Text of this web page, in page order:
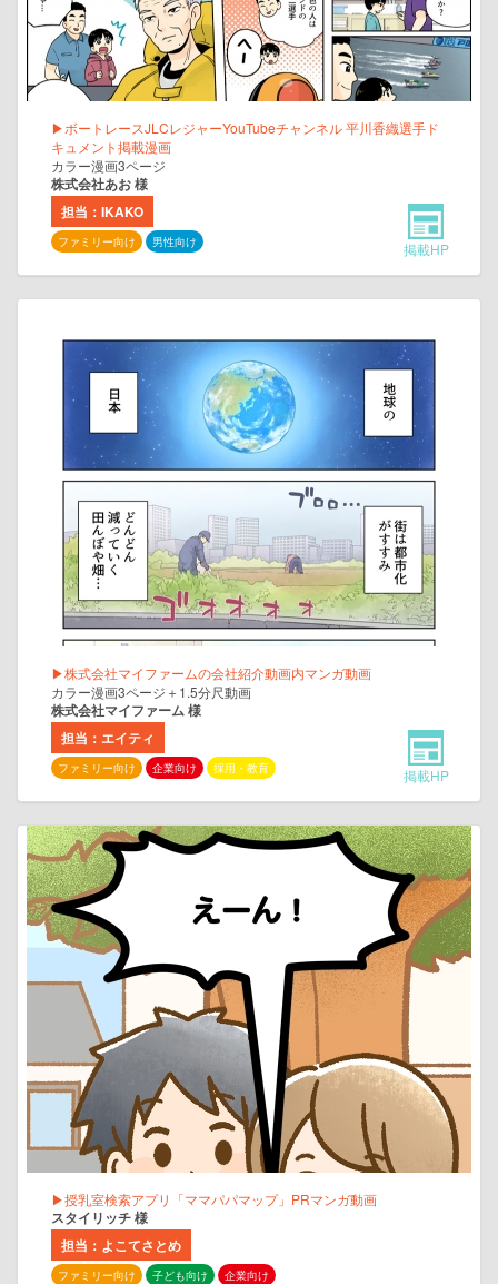
▶ボートレースJLCレジャーYouTubeチャンネル 平川香織選手ド
キュメント掲載漫画
カラー漫画3ページ
株式会社あお 様
担当：IKAKO
ファミリー向け 男性向け 掲載HP
▶株式会社マイファームの会社紹介動画内マンガ動画
カラー漫画3ページ＋1.5分尺動画
株式会社マイファーム 様
担当：エイティ
ファミリー向け 企業向け 採用・教育 掲載HP
▶授乳室検索アプリ「ママパパマップ」PRマンガ動画
スタイリッチ 様
担当：よこてさとめ
ファミリー向け 子ども向け 企業向け